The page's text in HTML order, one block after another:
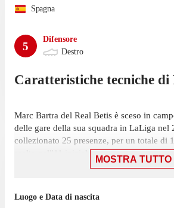
Spagna
5
Difensore
Destro
Caratteristiche tecniche di
Marc Bartra del Real Betis è sceso in
delle gare della sua squadra in LaLiga nel
collezionato 25 presenze, per un totale di
scelto nell'11 iniziale in 21 presenze su 38
Betis: un pareggio per 1-1 contro il Real
MOSTRA TUTTO
Luogo e Data di nascita